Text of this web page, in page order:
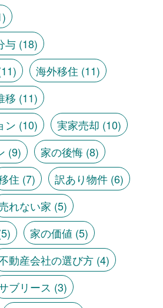
与(18)
海外移住 (11)
移 (11)
ン (10) 実家売却 (10)
(9) 家の後悔(8)
住 (7) 訳あり物件(6)
れない家 (5)
家の価値 (5)
動産会社の選び方(4)
ブリース (3)